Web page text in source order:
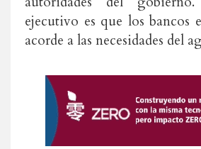
ejecutivo es que los bancos
acorde a las necesidades del